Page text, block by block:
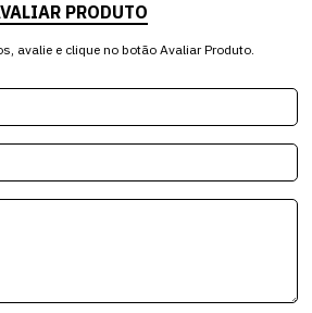
PRODUTO
avalie e clique no botão Avaliar Produto.